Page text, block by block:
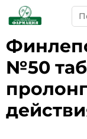
№50
ТЕЛЕФОН*